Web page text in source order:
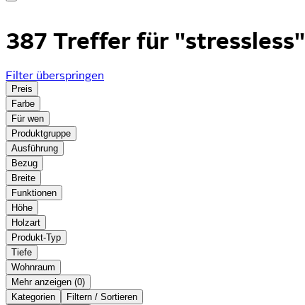
387 Treffer für "stressless"
Filter überspringen
Preis
Farbe
Für wen
Produktgruppe
Ausführung
Bezug
Breite
Funktionen
Höhe
Holzart
Produkt-Typ
Tiefe
Wohnraum
Mehr anzeigen ( )
Kategorien
Filtern / Sortieren